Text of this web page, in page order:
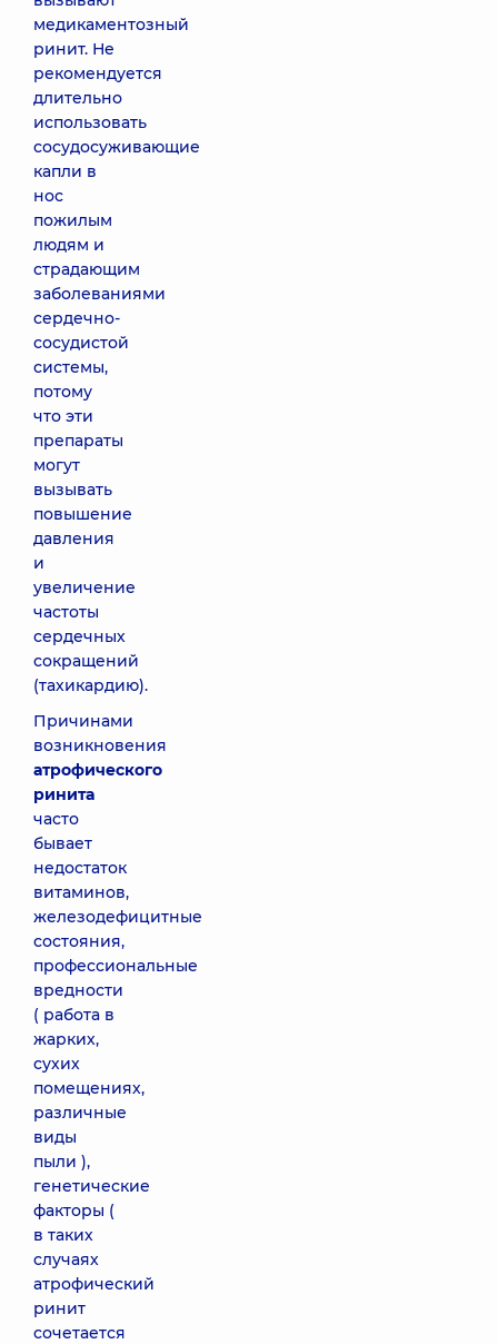
медикаментозный
ринит. Не
рекомендуется
длительно
использовать
сосудосуживающие
капли в
нос
пожилым
людям и
страдающим
заболеваниями
сердечно-
сосудистой
системы,
потому
что эти
препараты
могут
вызывать
повышение
давления
и
увеличение
частоты
сердечных
сокращений
(тахикардию).
Причинами
возникновения
атрофического
ринита
часто
бывает
недостаток
витаминов,
железодефицитные
состояния,
профессиональные
вредности
( работа в
жарких,
сухих
помещениях,
различные
виды
пыли ),
генетические
факторы (
в таких
случаях
атрофический
ринит
сочетается